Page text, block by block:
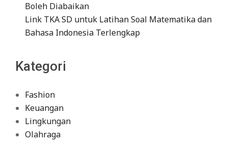
Boleh Diabaikan
Link TKA SD untuk Latihan Soal Matematika dan
Bahasa Indonesia Terlengkap
Kategori
Fashion
Keuangan
Lingkungan
Olahraga